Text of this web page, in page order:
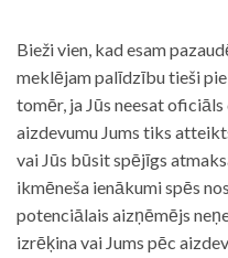
Bieži vien, kad esam
meklējam palīdzību tieši
tomēr, ja Jūs neesat
aizdevumu Jums tiks
vai Jūs būsit spējīgs
ikmēneša ienākumi spēs
potenciālais aizņēmējs
izrēķina vai Jums pēc